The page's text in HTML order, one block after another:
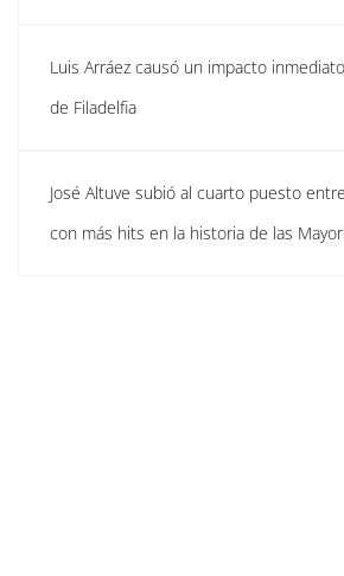
Luis Arráez causó un impacto
de Filadelfia
José Altuve subió al cuarto puesto
con más hits en la historia de las